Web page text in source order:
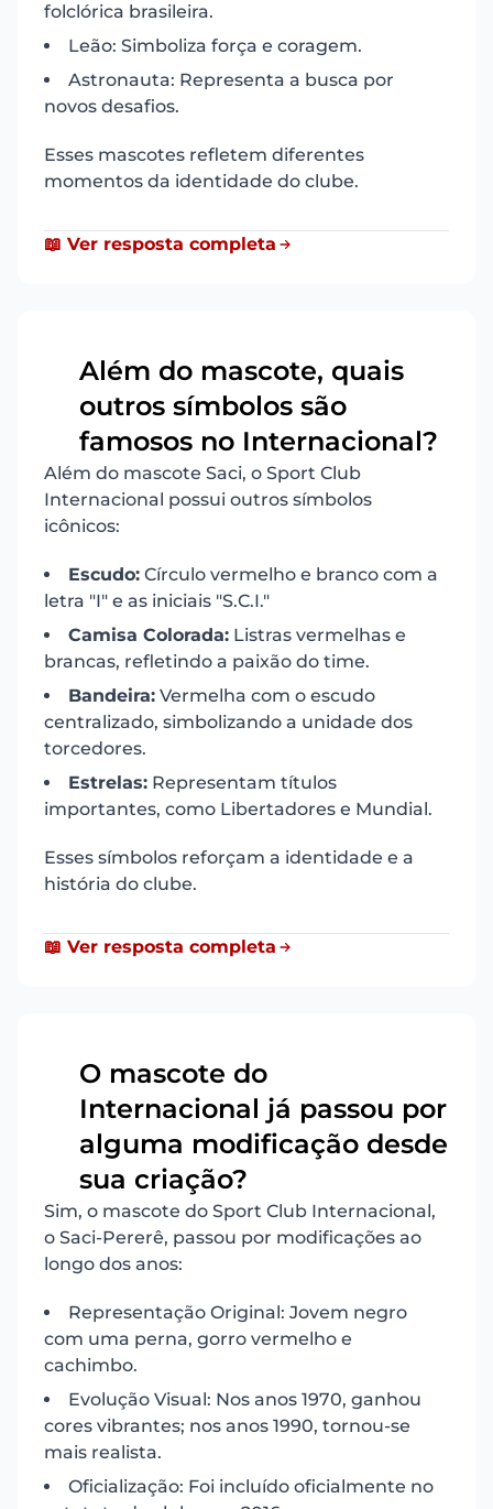
folclórica brasileira.
Leão: Simboliza força e coragem.
Astronauta: Representa a busca por
novos desafios.
Esses mascotes refletem diferentes
momentos da identidade do clube.
📖 Ver resposta completa
Além do mascote, quais
outros símbolos são
famosos no Internacional?
Além do mascote Saci, o Sport Club
Internacional possui outros símbolos
icônicos:
Escudo: Círculo vermelho e branco com a
letra "I" e as iniciais "S.C.I."
Camisa Colorada: Listras vermelhas e
brancas, refletindo a paixão do time.
Bandeira: Vermelha com o escudo
centralizado, simbolizando a unidade dos
torcedores.
Estrelas: Representam títulos
importantes, como Libertadores e Mundial.
Esses símbolos reforçam a identidade e a
história do clube.
📖 Ver resposta completa
O mascote do
Internacional já passou por
alguma modificação desde
sua criação?
Sim, o mascote do Sport Club Internacional,
o Saci-Pererê, passou por modificações ao
longo dos anos:
Representação Original: Jovem negro
com uma perna, gorro vermelho e
cachimbo.
Evolução Visual: Nos anos 1970, ganhou
cores vibrantes; nos anos 1990, tornou-se
mais realista.
Oficialização: Foi incluído oficialmente no